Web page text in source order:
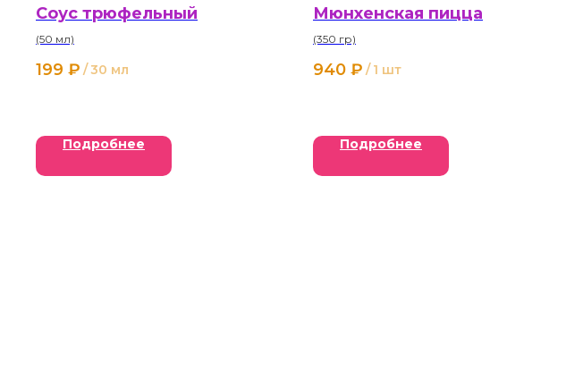
Соус трюфельный
(50 мл)
199 ₽ /30 мл
Подробнее
Мюнхенская пицца
(350 гр)
940 ₽ / 1 шт
Подробнее